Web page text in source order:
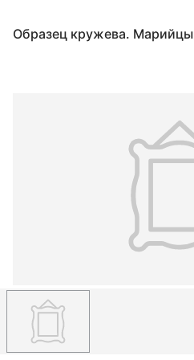
Образец кружева. Марийцы